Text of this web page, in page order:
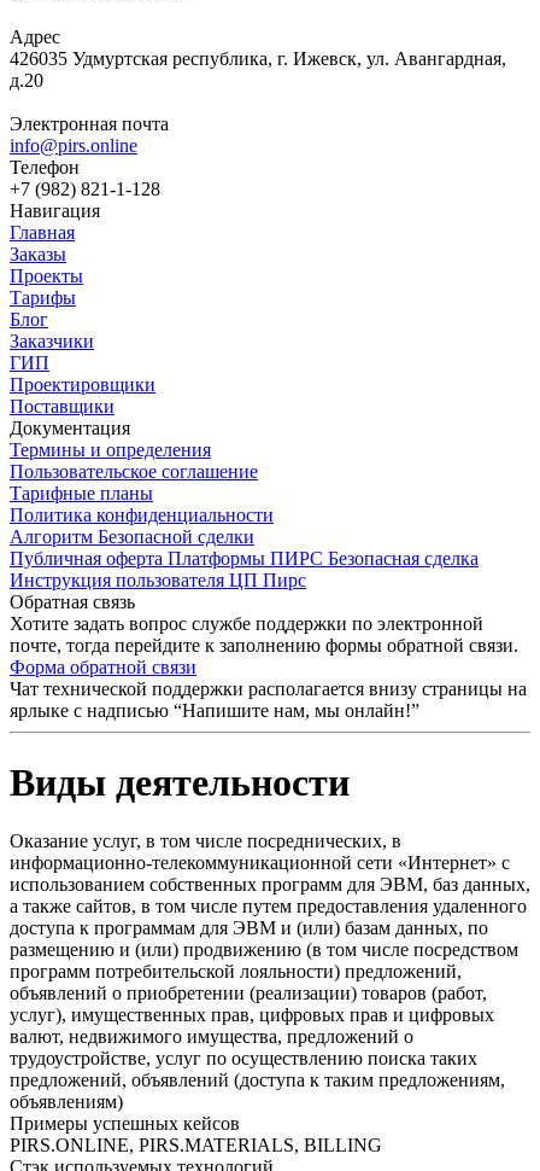
Адрес
426035 Удмуртская республика, г. Ижевск, ул. Авангардная,
д.20
Электронная почта
info@pirs.online
Телефон
+7 (982) 821-1-128
Навигация
Главная
Заказы
Проекты
Тарифы
Блог
Заказчики
ГИП
Проектировщики
Поставщики
Документация
Термины и определения
Пользовательское соглашение
Тарифные планы
Политика конфиденциальности
Алгоритм Безопасной сделки
Публичная оферта Платформы ПИРС Безопасная сделка
Инструкция пользователя ЦП Пирс
Обратная связь
Хотите задать вопрос службе поддержки по электронной
почте, тогда перейдите к заполнению формы обратной связи.
Форма обратной связи
Чат технической поддержки располагается внизу страницы на
ярлыке с надписью “Напишите нам, мы онлайн!”
Виды деятельности
Оказание услуг, в том числе посреднических, в
информационно-телекоммуникационной сети «Интернет» с
использованием собственных программ для ЭВМ, баз данных,
а также сайтов, в том числе путем предоставления удаленного
доступа к программам для ЭВМ и (или) базам данных, по
размещению и (или) продвижению (в том числе посредством
программ потребительской лояльности) предложений,
объявлений о приобретении (реализации) товаров (работ,
услуг), имущественных прав, цифровых прав и цифровых
валют, недвижимого имущества, предложений о
трудоустройстве, услуг по осуществлению поиска таких
предложений, объявлений (доступа к таким предложениям,
объявлениям)
Примеры успешных кейсов
PIRS.ONLINE, PIRS.MATERIALS, BILLING